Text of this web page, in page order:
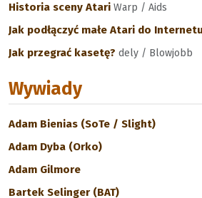
Historia sceny Atari Warp / Aids
Jak podłączyć małe Atari do Internetu
Jak przegrać kasetę? dely / Blowjobb
Wywiady
Adam Bienias (SoTe / Slight)
Adam Dyba (Orko)
Adam Gilmore
Bartek Selinger (BAT)